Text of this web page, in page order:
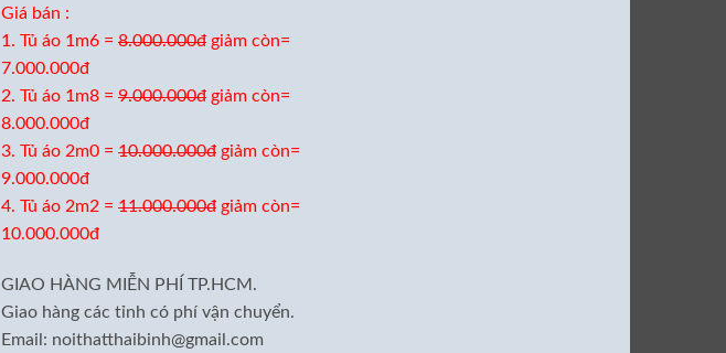
Giá bán :
1. Tủ áo 1m6 = 8.000.000đ giảm còn=
7.000.000đ
2. Tủ áo 1m8 = 9.000.000đ giảm còn=
8.000.000đ
3. Tủ áo 2m0 = 10.000.000đ giảm còn=
9.000.000đ
4. Tủ áo 2m2 = 11.000.000đ giảm còn=
10.000.000đ
GIAO HÀNG MIỄN PHÍ TP.HCM.
Giao hàng các tỉnh có phí vận chuyển.
Email: noithatthaibinh@gmail.com